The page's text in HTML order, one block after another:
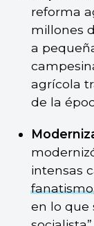
reforma
millones
a
agrícola
de la
intensas
fanatismo
en lo que